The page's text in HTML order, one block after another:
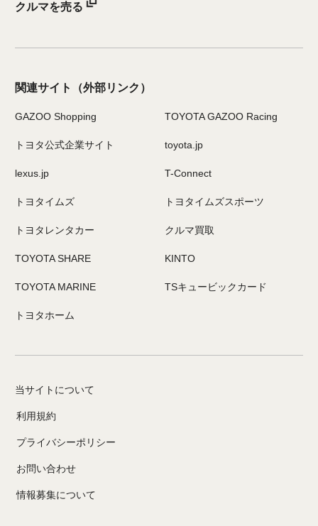
クルマを売る
関連サイト （外部リンク）
GAZOO Shopping TOYOTA GAZOO Racing
トヨタ公式企業サイト toyota.jp
lexus.jp T-Connect
トヨタイムズ トヨタイムズスポーツ
トヨタレンタカー クルマ買取
TOYOTA SHARE KINTO
TOYOTA MARINE TSキュービックカード
トヨタホーム
当サイトについて
利用規約
プライバシーポリシー
お問い合わせ
情報募集について